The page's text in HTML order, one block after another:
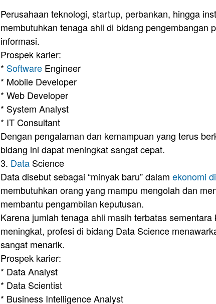
Perusahaan teknologi, startup, perbankan, hingga
membutuhkan tenaga ahli di bidang pengembangan
informasi.
Prospek karier:
* Software Engineer
* Mobile Developer
* Web Developer
* System Analyst
* IT Consultant
Dengan pengalaman dan kemampuan yang terus
bidang ini dapat meningkat sangat cepat.
3. Data Science
Data disebut sebagai “minyak baru” dalam ekonomi
membutuhkan orang yang mampu mengolah dan
membantu pengambilan keputusan.
Karena jumlah tenaga ahli masih terbatas sementara
meningkat, profesi di bidang Data Science
sangat menarik.
Prospek karier:
* Data Analyst
* Data Scientist
* Business Intelligence Analyst